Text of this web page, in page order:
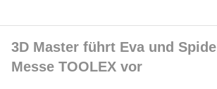
3D Master führt Eva und
Messe TOOLEX vor